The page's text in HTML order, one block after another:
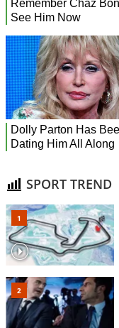
SPORT TREND